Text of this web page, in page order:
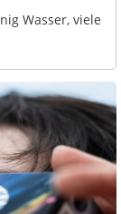
Wasser, viele